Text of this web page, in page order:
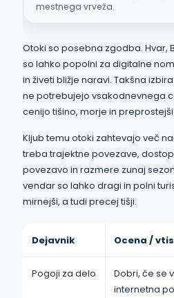
mestnega vrveža.
Otoki so posebna zgodba. Hvar,
so lahko popolni za digitalne
in živeti bližje naravi. Takšna
ne potrebujejo vsakodnevnega
cenijo tišino, morje in
Kljub temu otoki zahtevajo več
treba trajektne povezave,
povezavo in razmere zunaj
vendar so lahko dragi in polni
mirnejši, a tudi precej tišji.
Dejavnik Ocena / vtis
Pogoji za delo
Dobri, če se
internetna